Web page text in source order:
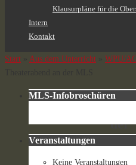
Klausurpläne für die
Intern
Kontakt
Start Aus dem Unterricht WPU/
der
MLS-Infobroschüren
Veranstaltungen
Keine Veranstaltungen